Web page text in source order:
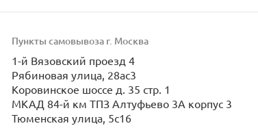
Пункты самовывоза г. Москва
1-й Вязовский проезд 4
Рябиновая улица, 28ас3
Коровинское шоссе д. 35 стр. 1
МКАД 84-й км ТПЗ Алтуфьево 3А корпус 3
Тюменская улица, 5с16